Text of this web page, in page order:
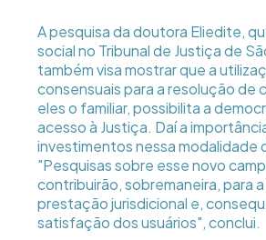
A pesquisa da doutora Eliedite,
social no Tribunal de Justiça de
também visa mostrar que a
consensuais para a resolução de
eles o familiar, possibilita a
acesso à Justiça. Daí a
investimentos nessa modalidade
"Pesquisas sobre esse novo
contribuirão, sobremaneira, para
prestação jurisdicional e,
satisfação dos usuários", conclui.